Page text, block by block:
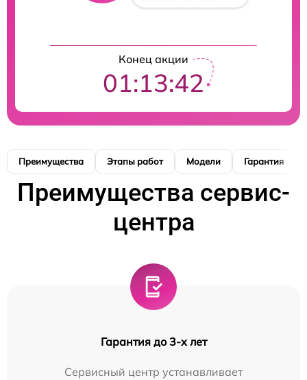
Конец акции
01:13:41
Преимущества Этапы работ Модели Гарантия
Преимущества сервис-
центра
Гарантия до 3-х лет
Сервисный центр устанавливает